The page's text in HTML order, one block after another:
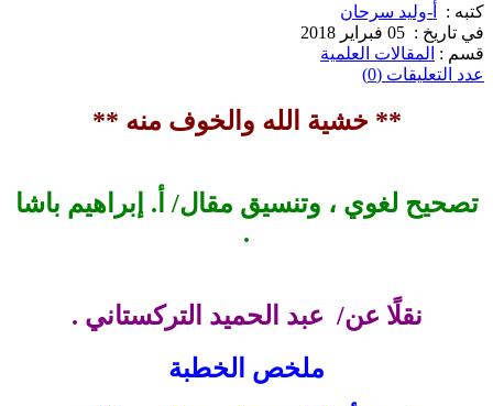
كتبه :
أ-وليد سرحان
في تاريخ : 05 فبراير 2018
قسم : المقالات العلمية
عدد التعليقات (0)
** خشية الله والخوف منه **
تصحيح لغوي ، وتنسيق مقال/ أ. إبراهيم باشا
.
نقلًا عن/ عبد الحميد التركستاني .
ملخص الخطبة